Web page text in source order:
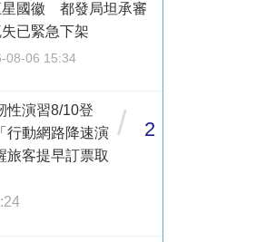
星國徽 都發局坦承審
已緊急下架
08-06 15:34
性演習8/10登
動網路降速演
客提早訂票取
/ 2